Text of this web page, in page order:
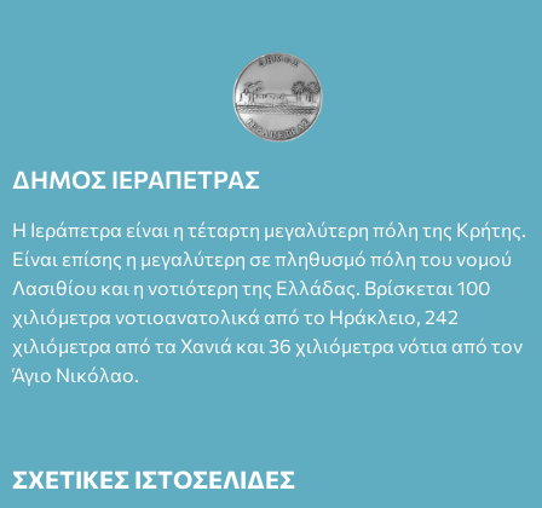
ΔΗΜΟΣ ΙΕΡΑΠΕΤΡΑΣ
Η Ιεράπετρα είναι η τέταρτη μεγαλύτερη πόλη της Κρήτης.
Είναι επίσης η μεγαλύτερη σε πληθυσμό πόλη του νομού
Λασιθίου και η νοτιότερη της Ελλάδας. Βρίσκεται 100
χιλιόμετρα νοτιοανατολικά από το Ηράκλειο, 242
χιλιόμετρα από τα Χανιά και 36 χιλιόμετρα νότια από τον
Άγιο Νικόλαο.
ΣΧΕΤΙΚΕΣ ΙΣΤΟΣΕΛΙΔΕΣ